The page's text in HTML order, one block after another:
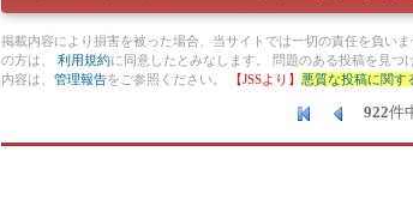
掲載内容により損害を被った場合、当サイトでは一切の責任を負い
の方は、 利用規約に同意したとみなします。 問題のある投稿を見つ
内容は、 管理報告をご参照ください。 【JSSより】 悪質な投稿に関す
922件